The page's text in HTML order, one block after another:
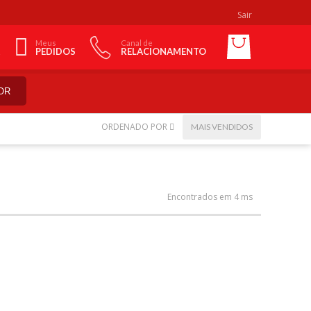
Sair
Meus
PEDIDOS
Canal de
RELACIONAMENTO
ORDENADO POR MAIS VENDIDOS
Encontrados em 4 ms